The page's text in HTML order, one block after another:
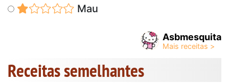
Mau
Asbmesquita
Receitas semelhantes